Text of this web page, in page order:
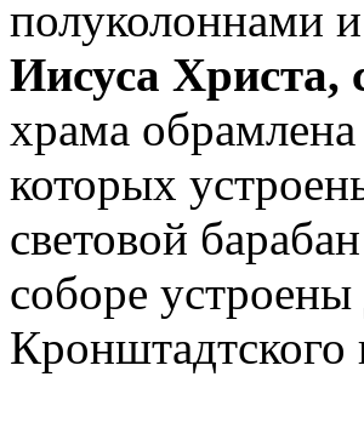
полуколоннами
Иисуса Христа,
храма
которых
световой
соборе устроены
Кронштадтского